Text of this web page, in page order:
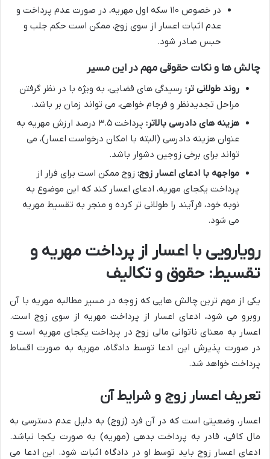
در خصوص ۱۱۰ سکه اول مهریه، در صورت عدم پرداخت و
عدم اثبات اعسار از سوی زوج، ممکن است حکم جلب و
حبس صادر شود.
چالش ها و نکات حقوقی مهم در این مسیر
روند طولانی تر: رسیدگی های قضایی، به ویژه با در نظر گرفتن
مراحل تجدیدنظر و فرجام خواهی، می تواند زمان بر باشد.
هزینه های دادرسی بالاتر:
پرداخت ۳.۵ درصد ارزش مهریه به
عنوان هزینه دادرسی (البته با امکان درخواست اعسار)، می
تواند برای برخی زوجین دشوار باشد.
مواجهه با ادعای اعسار زوج: زوج ممکن است برای فرار از
پرداخت یکجای مهریه، ادعای اعسار کند که این موضوع به
نوبه خود، فرآیند را طولانی تر کرده و منجر به تقسیط مهریه
می شود.
رویارویی با اعسار از پرداخت مهریه و
تقسیط: حقوق و تکالیف
یکی از مهم ترین چالش هایی که زوجه در مسیر مطالبه مهریه با آن
روبرو می شود، ادعای اعسار از پرداخت مهریه از سوی زوج است.
اعسار به معنای ناتوانی مالی زوج در پرداخت یکجای مهریه است و
در صورت پذیرش این ادعا توسط دادگاه، مهریه به صورت اقساط
پرداخت خواهد شد.
تعریف اعسار زوج و شرایط آن
اعسار، وضعیتی است که در آن فرد (زوج) به دلیل عدم دسترسی به
مال کافی، قادر به پرداخت بدهی (مهریه) به صورت یکجا نباشد.
ادعای اعسار زوج باید توسط او در دادگاه اثبات شود. این ادعا می